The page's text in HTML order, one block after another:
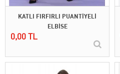
KATLI FIRFIRLI PUANTİYELİ
ELBİSE
0,00 TL